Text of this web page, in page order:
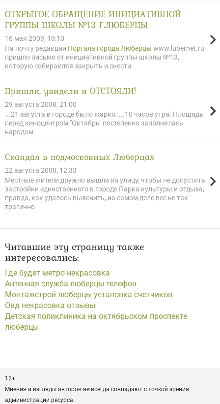
ОТКРЫТОЕ ОБРАЩЕНИЕ ИНИЦИАТИВНОЙ
ГРУППЫ ШКОЛЫ №13 Г.ЛЮБЕРЦЫ
16 мая 2009, 19:10
На почту редакции Портала города Люберцы www.lubernet.ru
пришло письмо от инициативной группы школы №13,
которую собираются закрыть и снести.
Пришли, увидели и ОТСТОЯЛИ!
29 августа 2008, 21:00
...21 августа в городе было жарко. ...10 часов утра. Площадь
перед киноцентром "Октябрь" постепенно заполнялась
народом.
Скандал в подмосковных Люберцах
22 августа 2008, 12:33
Местные жители дружно вышли на улицу, чтобы не допустить
застройки единственного в городе Парка культуры и отдыха,
правда, как удалось выяснить, на самом деле все не так
трагично
Читавшие эту страницу также
интересовались:
Где будет метро некрасовка
Антенная служба люберцы телефон
Монтажстрой люберцы установка счетчиков
Овд некрасовка отзывы
Детская поликлиника на октябрьском проспекте
люберцы
12+
Мнения и взгляды авторов не всегда совпадают с точкой зрения
администрации ресурса.